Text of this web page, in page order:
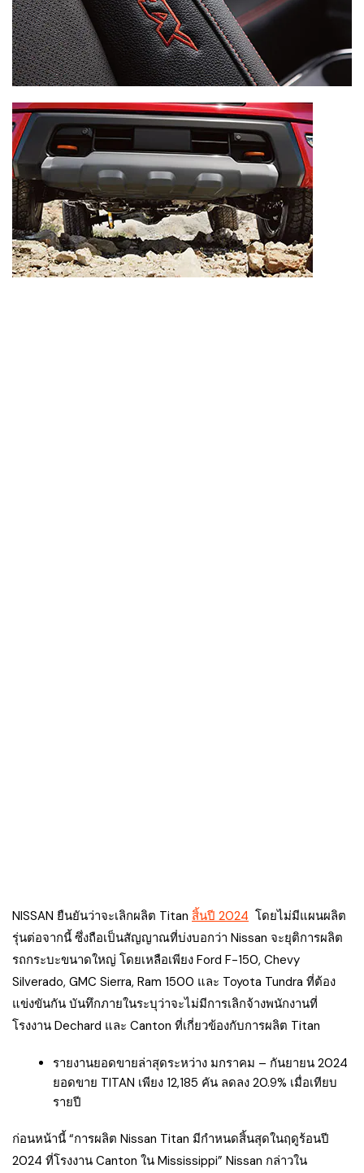
NISSAN ยืนยันว่าจะเลิกผลิต Titan สิ้นปี 2024 โดยไม่มีแผนผลิต
รุ่นต่อจากนี้ ซึ่งถือเป็นสัญญาณที่บ่งบอกว่า Nissan จะยุติการผลิต
รถกระบะขนาดใหญ่ โดยเหลือเพียง Ford F-150, Chevy
Silverado, GMC Sierra, Ram 1500 และ Toyota Tundra ที่ต้อง
แข่งขันกัน บันทึกภายในระบุว่าจะไม่มีการเลิกจ้างพนักงานที่
โรงงาน Dechard และ Canton ที่เกี่ยวข้องกับการผลิต Titan
รายงานยอดขายล่าสุดระหว่าง มกราคม – กันยายน 2024
ยอดขาย TITAN เพียง 12,185 คัน ลดลง 20.9% เมื่อเทียบ
รายปี
ก่อนหน้านี้ “การผลิต Nissan Titan มีกำหนดสิ้นสุดในฤดูร้อนปี
2024 ที่โรงงาน Canton ใน Mississippi” Nissan กล่าวใน